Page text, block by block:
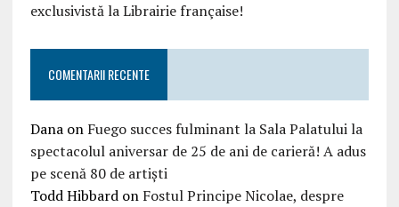
exclusivistă la Librairie française!
COMENTARII RECENTE
Danaon Fuego succes fulminant la Sala Palatului la
spectacolul aniversar de 25 de ani de carieră! A adus
pe scenă 80 de artiști
Todd Hibbardon Fostul Principe Nicolae, despre